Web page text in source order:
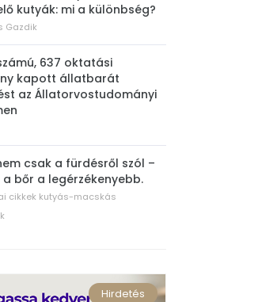
kutyák: mi a különbség?
Gazdik
637 oktatási
kapott állatbarát
az Állatorvostudományi
csak a fürdésről szól –
a bőr a legérzékenyebb.
cikkek kutyás-macskás
Hirdetés